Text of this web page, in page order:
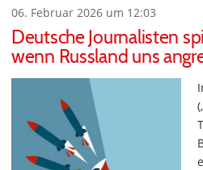
06. Februar 2026 um 12:03
Deutsche Journalisten
wenn Russland uns